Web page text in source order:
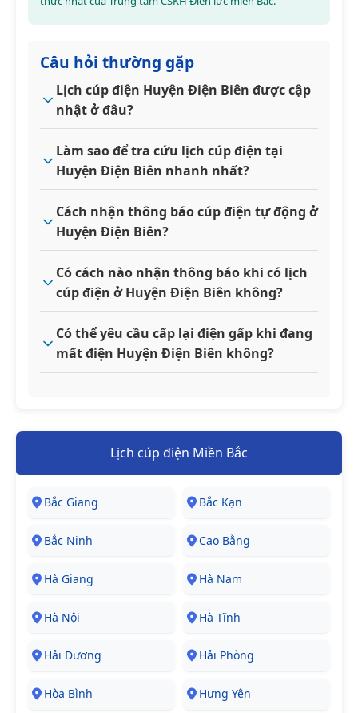
Câu hỏi thường gặp
Lịch cúp điện Huyện Điện Biên được cập
nhật ở đâu?
Làm sao để tra cứu lịch cúp điện tại
Huyện Điện Biên nhanh nhất?
Cách nhận thông báo cúp điện tự động ở
Huyện Điện Biên?
Có cách nào nhận thông báo khi có lịch
cúp điện ở Huyện Điện Biên không?
Có thể yêu cầu cấp lại điện gấp khi đang
mất điện Huyện Điện Biên không?
Lịch cúp điện Miền Bắc
Bắc Giang Bắc Kạn
Bắc Ninh Cao Bằng
Hà Giang Hà Nam
Hà Nội Hà Tĩnh
Hải Dương Hải Phòng
Hòa Bình Hưng Yên